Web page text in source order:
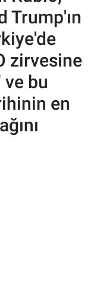
Trump'ın
zirvesine
ve bu
en